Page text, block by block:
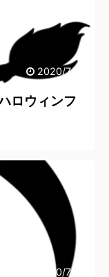
2020/7/25
ロウィンフ
2020/7/25